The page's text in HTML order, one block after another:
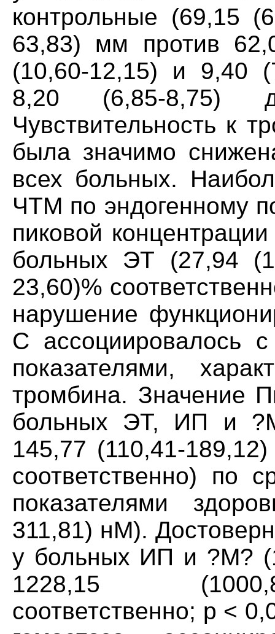
контрольные (69,15
63,83) мм против
(10,60-12,15) и 9,40
8,20 (6,85-8,75)
Чувствительность к
была значимо
всех больных.
ЧТМ по эндогенному
пиковой
больных ЭТ (27,94
23,60)%
нарушение
C ассоциировалось
показателями,
тромбина. Значение
больных ЭТ, ИП и
145,77 (110,41-
соответственно) по
показателями
311,81) нМ).
у больных ИП и ?M?
1228,15
соответственно; p <